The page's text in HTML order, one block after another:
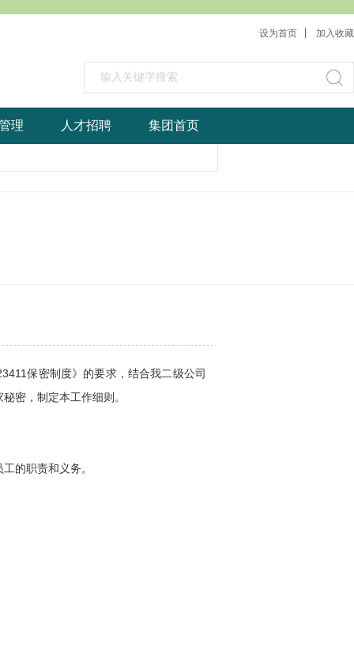
设为首页 加入收藏
理 人才招聘 集团首页
保密制度》的要求，结合我二级公司
密，制定本工作细则。
的职责和义务。